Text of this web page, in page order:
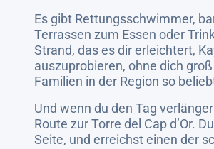
Es gibt Rettungsschwimmer,
Terrassen zum Essen oder
Strand, das es dir erleichtert,
auszuprobieren, ohne dich
Familien in der Region so
Und wenn du den Tag
Route zur Torre del Cap d’Or.
Seite, und erreichst einen der